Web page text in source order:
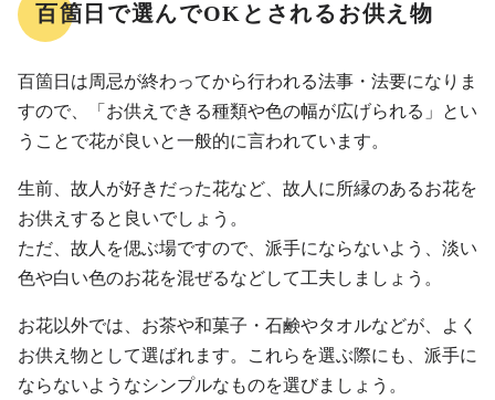
百箇日で選んでOKとされるお供え物
百箇日は周忌が終わってから行われる法事・法要になりま
すので、「お供えできる種類や色の幅が広げられる」とい
うことで花が良いと一般的に言われています。
生前、故人が好きだった花など、故人に所縁のあるお花を
お供えすると良いでしょう。
ただ、故人を偲ぶ場ですので、派手にならないよう、淡い
色や白い色のお花を混ぜるなどして工夫しましょう。
お花以外では、お茶や和菓子・石鹸やタオルなどが、よく
お供え物として選ばれます。これらを選ぶ際にも、派手に
ならないようなシンプルなものを選びましょう。